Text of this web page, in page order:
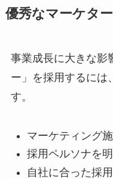
優秀なマーケタ
事業成長に大きな影
ー」を採用するには
す。
マーケティング
採用ペルソナを
自社に合った採